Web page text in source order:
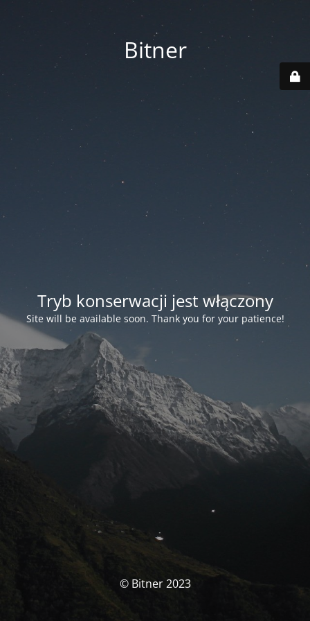
Bitner
Tryb konserwacji jest włączony
Site will be available soon. Thank you for your patience!
© Bitner 2023